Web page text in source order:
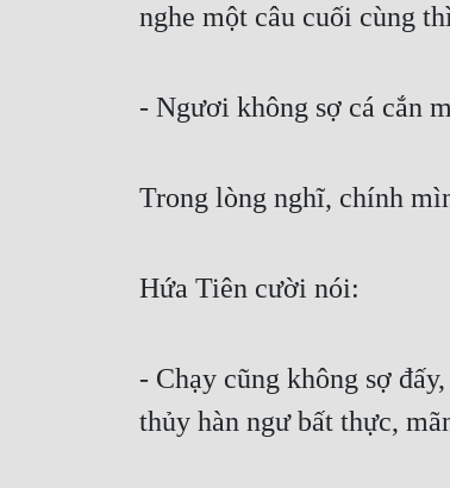
nghe một câu cuối cùng
- Ngươi không sợ cá cắn
Trong lòng nghĩ, chính
Hứa Tiên cười nói:
- Chạy cũng không sợ
thủy hàn ngư bất thực,